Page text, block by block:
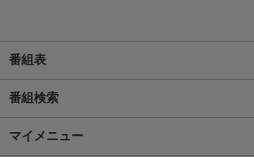
番組表
番組検索
マイメニュー